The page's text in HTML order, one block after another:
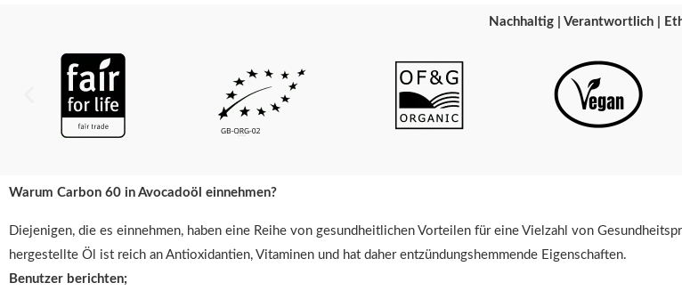
Nachhaltig | Verantwortlich |
Warum Carbon 60 in Avocadoöl einnehmen?
Diejenigen, die es einnehmen, haben eine Reihe von gesundheitlichen Vorteilen für eine Vielzahl von
hergestellte Öl ist reich an Antioxidantien, Vitaminen und hat daher entzündungshemmende Eigenschaften.
Benutzer berichten;